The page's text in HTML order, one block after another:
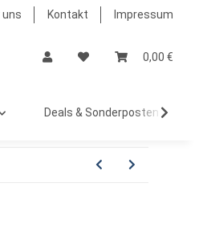
uns Kontakt Impressum
0,00 €
Deals & Sonderposten %